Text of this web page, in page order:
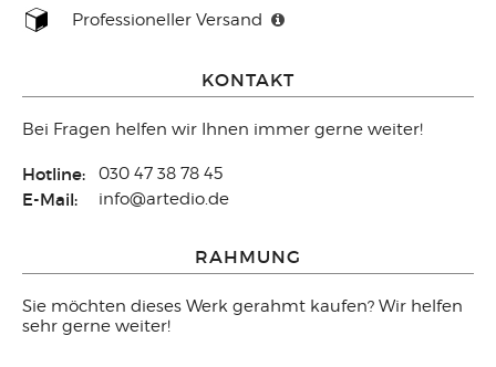
Professioneller Versand
KONTAKT
Bei Fragen helfen wir Ihnen immer gerne weiter!
Hotline: 030 47 38 78 45
E-Mail: info@artedio.de
RAHMUNG
Sie möchten dieses Werk gerahmt kaufen? Wir helfen
sehr gerne weiter!